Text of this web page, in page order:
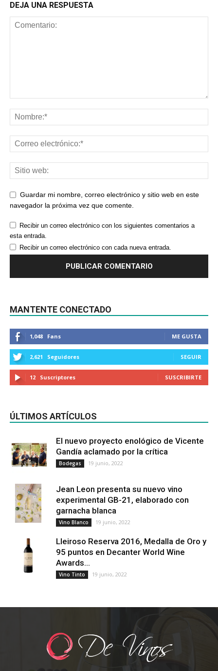
DEJA UNA RESPUESTA
Guardar mi nombre, correo electrónico y sitio web en este
navegador la próxima vez que comente.
Recibir un correo electrónico con los siguientes comentarios a
esta entrada.
Recibir un correo electrónico con cada nueva entrada.
MANTENTE CONECTADO
1,048 Fans ME GUSTA
2,621 Seguidores SEGUIR
12 Suscriptores SUSCRIBIRTE
ÚLTIMOS ARTÍCULOS
El nuevo proyecto enológico de Vicente
Gandía aclamado por la crítica
Bodegas 19 junio, 2022
Jean Leon presenta su nuevo vino
experimental GB-21, elaborado con
garnacha blanca
Vino Blanco 19 junio, 2022
Lleiroso Reserva 2016, Medalla de Oro y
95 puntos en Decanter World Wine
Awards...
Vino Tinto 19 junio, 2022